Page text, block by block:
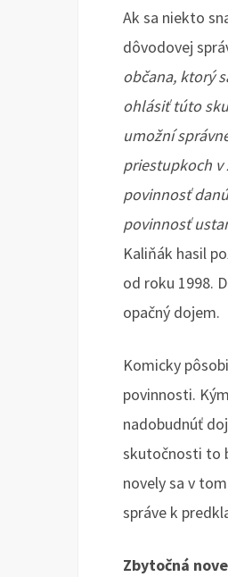
Ak sa niekto
dôvodovej
občana, ktorý
ohlásiť túto
umožní
priestupkoch v
povinnosť
povinnosť
Kaliňák hasil
od roku 1998.
opačný dojem.
Komicky
povinnosti.
nadobudnúť
skutočnosti to
novely sa v
správe k
Zbytočná